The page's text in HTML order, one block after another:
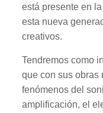
está presente en
esta nueva
creativos.
Tendremos como
que con sus obras
fenómenos del
amplificación, el